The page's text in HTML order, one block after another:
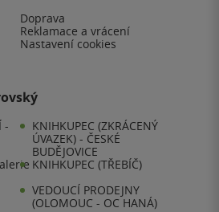
Doprava
Reklamace a vrácení
Nastavení cookies
-
KNIHKUPEC (ZKRÁCENÝ
ÚVAZEK) - ČESKÉ
BUDĚJOVICE
KNIHKUPEC (TŘEBÍČ)
VEDOUCÍ PRODEJNY
(OLOMOUC - OC HANÁ)